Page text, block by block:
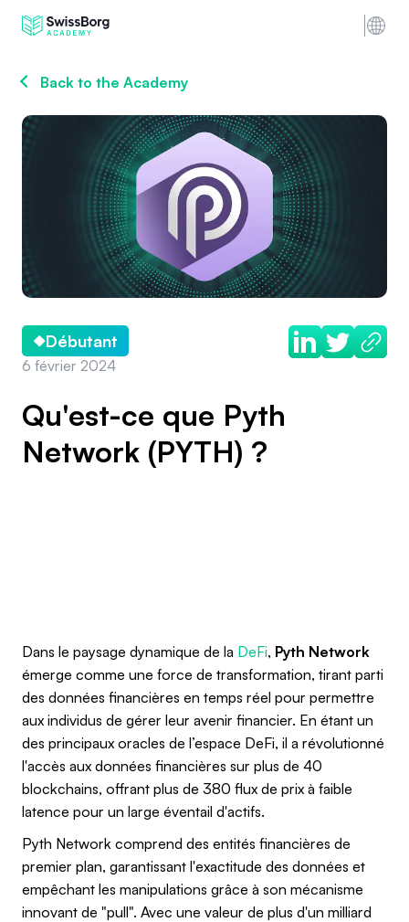
Back to the Academy
Débutant
6 février 2024
Qu'est-ce que Pyth
Network (PYTH) ?
Dans le paysage dynamique de la DeFi, Pyth Network
émerge comme une force de transformation, tirant parti
des données financières en temps réel pour permettre
aux individus de gérer leur avenir financier. En étant un
des principaux oracles de l’espace DeFi, il a révolutionné
l'accès aux données financières sur plus de 40
blockchains, offrant plus de 380 flux de prix à faible
latence pour un large éventail d'actifs.
Pyth Network comprend des entités financières de
premier plan, garantissant l'exactitude des données et
empêchant les manipulations grâce à son mécanisme
innovant de "pull". Avec une valeur de plus d'un milliard